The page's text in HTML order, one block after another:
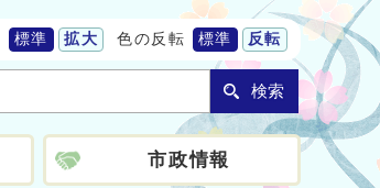
標準 拡大 色の反転 標準 反転
検索
市政情報